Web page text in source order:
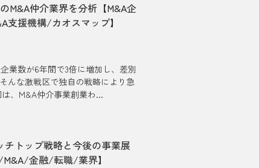
M&A仲介業界を分析【M&A企
援機構/カオスマップ】
業数が6年間で3倍に増加し、差別
んな激戦区で独自の戦略により急
、M&A仲介事業創業わ...
チトップ戦略と今後の事業展
金融/転職/業界】